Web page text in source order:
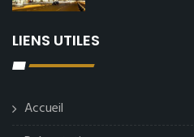
LIENS UTILES
Accueil